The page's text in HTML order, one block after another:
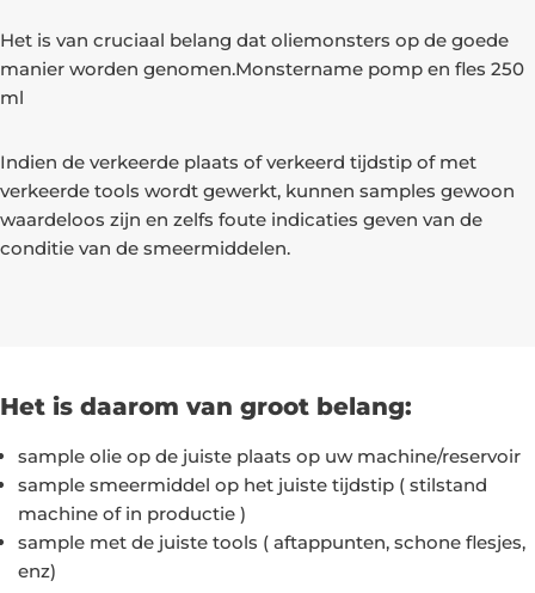
Het is van cruciaal belang dat oliemonsters op de goede
manier worden genomen.Monstername pomp en fles 250
ml
Indien de verkeerde plaats of verkeerd tijdstip of met
verkeerde tools wordt gewerkt, kunnen samples gewoon
waardeloos zijn en zelfs foute indicaties geven van de
conditie van de smeermiddelen.
Het is daarom van groot belang:
sample olie op de juiste plaats op uw machine/reservoir
sample smeermiddel op het juiste tijdstip ( stilstand
machine of in productie )
sample met de juiste tools ( aftappunten, schone flesjes,
enz)